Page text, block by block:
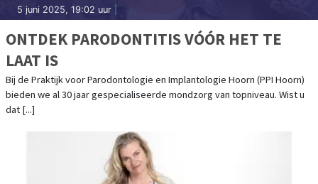
5 juni 2025, 19:02 uur
ONTDEK PARODONTITIS VÓÓR HET TE
LAAT IS
Bij de Praktijk voor Parodontologie en Implantologie Hoorn (PPI Hoorn)
bieden we al 30 jaar gespecialiseerde mondzorg van topniveau. Wist u
dat [...]